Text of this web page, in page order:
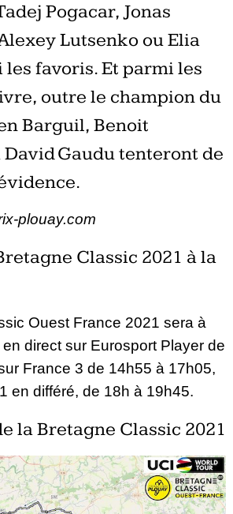
Pogacar, Jonas
Lutsenko ou Elia
favoris. Et parmi les
outre le champion du
Barguil, Benoit
Gaudu tenteront de
plouay.com
Classic 2021 à la
Ouest France 2021 sera à
direct sur Eurosport Player de
France 3 de 14h55 à 17h05,
en différé, de 18h à 19h45.
la Bretagne Classic 2021